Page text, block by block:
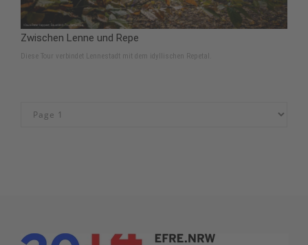
Zwischen Lenne und Repe
Diese Tour verbindet Lennestadt mit dem idyllischen Repetal.